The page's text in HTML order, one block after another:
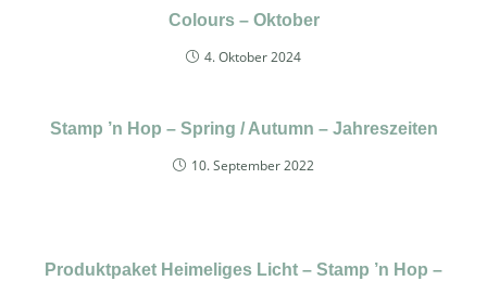
Colours – Oktober
4. Oktober 2024
Stamp ’n Hop – Spring / Autumn – Jahreszeiten
10. September 2022
Produktpaket Heimeliges Licht – Stamp ’n Hop –